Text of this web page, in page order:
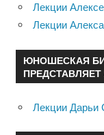
Лекции
Лекции
ЮНОШЕСКАЯ
Лекции Дарьи